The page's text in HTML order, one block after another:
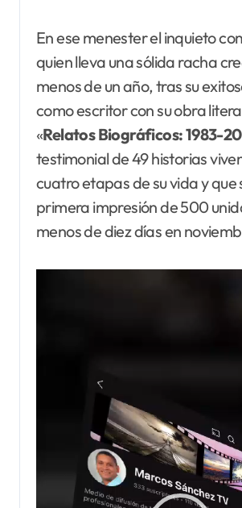
En ese menester el inquieto
quien lleva una sólida racha
menos de un año, tras su
como escritor con su obra
«Relatos Biográficos: 1983-
testimonial de 49 historias
cuatro etapas de su vida y que
primera impresión de 500
menos de diez días en